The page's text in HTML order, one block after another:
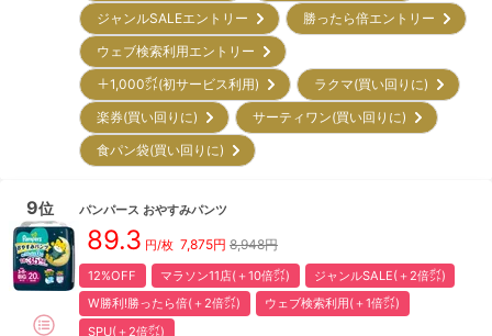
ジャンルSALEエントリー
勝ったら倍エントリー
ウェブ検索利用エントリー
＋1,000㌽(初サービス利用)
ラクマ(買い回りに)
楽券(買い回りに)
サーティワン(買い回りに)
食パン袋(買い回りに)
9位 パンパース おやすみパンツ
89.3 円/枚 7,875円 8,948円
12%OFF マラソン11店(＋10倍㌽)
ジャンルSALE(＋2倍㌽)
W勝利!勝ったら倍(＋2倍㌽)
ウェブ検索利用(＋1倍㌽)
SPU(＋2倍㌽)